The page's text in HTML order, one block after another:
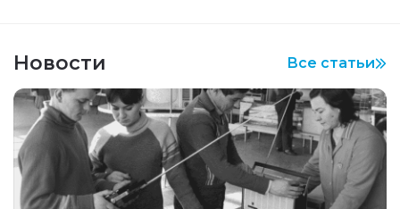
Новости Все статьи